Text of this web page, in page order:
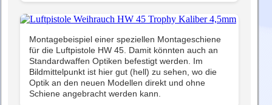
Montagebeispiel einer speziellen Montageschiene
für die Luftpistole HW 45. Damit könnten auch an
Standardwaffen Optiken befestigt werden. Im
Bildmittelpunkt ist hier gut (hell) zu sehen, wo die
Optik an den neuen Modellen direkt und ohne
Schiene angebracht werden kann.